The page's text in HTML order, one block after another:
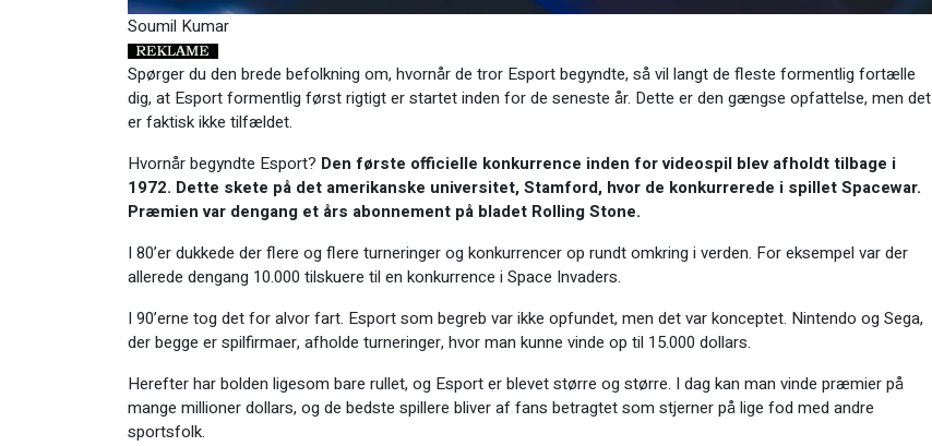
Soumil Kumar
Spørger du den brede befolkning om, hvornår de tror Esport begyndte, så vil langt de fleste formentlig fortælle
dig, at Esport formentlig først rigtigt er startet inden for de seneste år. Dette er den gængse opfattelse, men det
er faktisk ikke tilfældet.
Hvornår begyndte Esport? Den første officielle konkurrence inden for videospil blev afholdt tilbage i
1972. Dette skete på det amerikanske universitet, Stamford, hvor de konkurrerede i spillet Spacewar.
Præmien var dengang et års abonnement på bladet Rolling Stone.
I 80’er dukkede der flere og flere turneringer og konkurrencer op rundt omkring i verden. For eksempel var der
allerede dengang 10.000 tilskuere til en konkurrence i Space Invaders.
I 90’erne tog det for alvor fart. Esport som begreb var ikke opfundet, men det var konceptet. Nintendo og Sega,
der begge er spilfirmaer, afholde turneringer, hvor man kunne vinde op til 15.000 dollars.
Herefter har bolden ligesom bare rullet, og Esport er blevet større og større. I dag kan man vinde præmier på
mange millioner dollars, og de bedste spillere bliver af fans betragtet som stjerner på lige fod med andre
sportsfolk.